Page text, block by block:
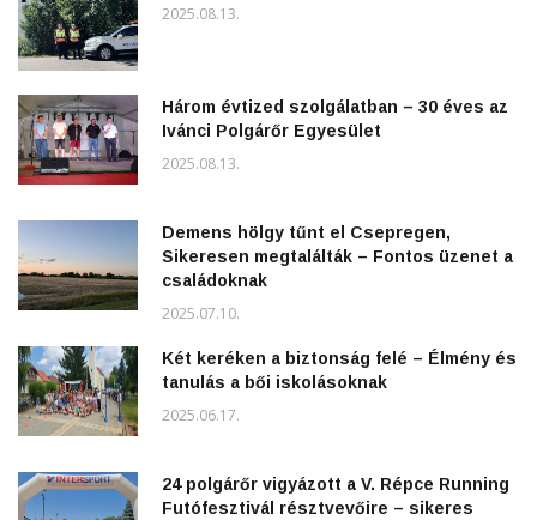
2025.08.13.
Három évtized szolgálatban – 30 éves az
Ivánci Polgárőr Egyesület
2025.08.13.
Demens hölgy tűnt el Csepregen,
Sikeresen megtalálták – Fontos üzenet a
családoknak
2025.07.10.
Két keréken a biztonság felé – Élmény és
tanulás a bői iskolásoknak
2025.06.17.
24 polgárőr vigyázott a V. Répce Running
Futófesztivál résztvevőire – sikeres